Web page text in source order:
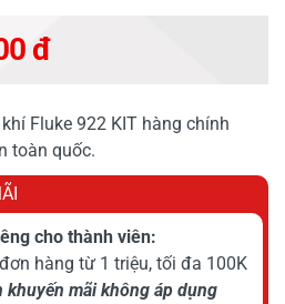
đ
Fluke 922 KIT hàng chính
toàn quốc.
cho thành viên:
hàng từ 1 triệu, tối đa 100K
mãi không áp dụng